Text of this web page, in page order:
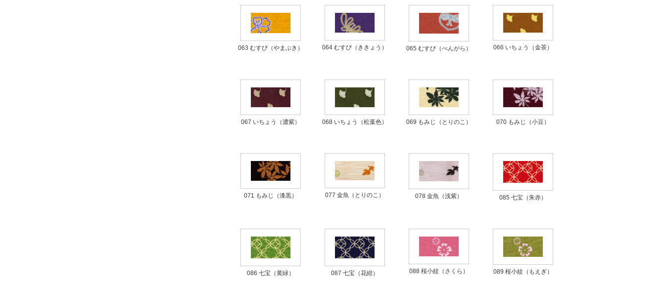
063 むすび（やまぶき） 064 むすび（ききょう） 065 むすび（べんがら） 066 いちょう（金茶）
067 いちょう（濃紫） 068 いちょう（松葉色） 069 もみじ（とりのこ） 070 もみじ（小豆）
071 もみじ（漆黒） 077 金魚（とりのこ） 078 金魚（浅紫） 085 七宝（朱赤）
086 七宝（黄緑） 087 七宝（花紺） 088 桜小紋（さくら） 089 桜小紋（もえぎ）